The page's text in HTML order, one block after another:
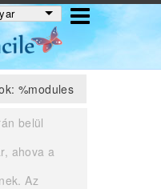
%modules
belül
ahova a
Az